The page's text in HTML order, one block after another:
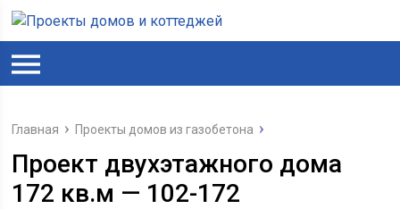
Главная Проекты домов из газобетона
Проект двухэтажного дома
172 кв.м — 102-172